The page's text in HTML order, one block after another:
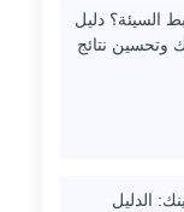
السيئة؟ دليل
وتحسين نتائج
الدليل